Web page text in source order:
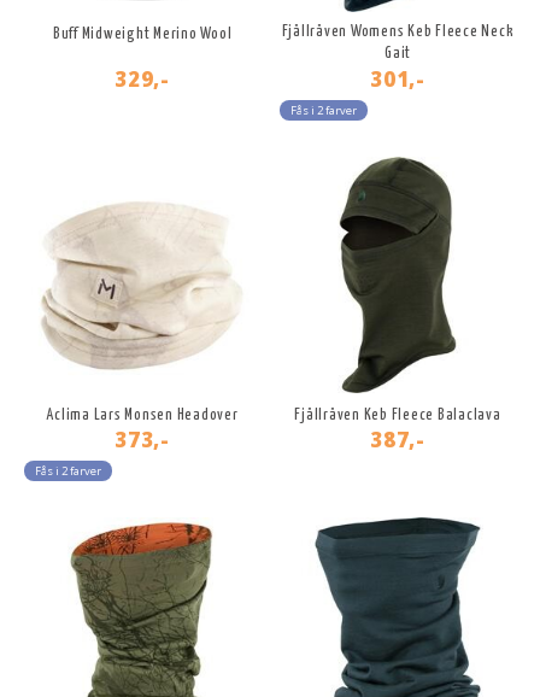
Buff Midweight Merino Wool
329,-
Fjällräven Womens Keb Fleece Neck
Gait
301,-
Fås i 2 farver
Aclima Lars Monsen Headover
373,-
Fås i 2 farver
Fjällräven Keb Fleece Balaclava
387,-